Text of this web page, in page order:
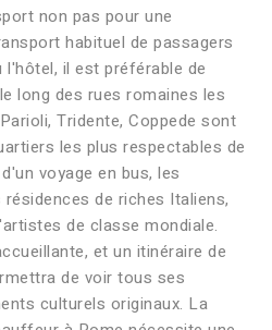
non pas pour une
habituel de passagers
il est préférable de
long des rues romaines les
Tridente, Coppede sont
les plus respectables de
voyage en bus, les
de riches Italiens,
de classe mondiale.
et un itinéraire de
de voir tous ses
culturels originaux. La